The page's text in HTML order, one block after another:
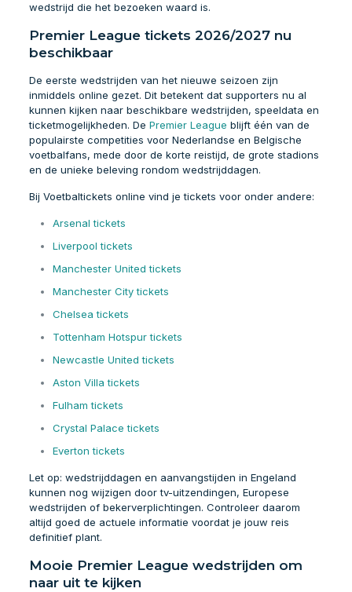
wedstrijd die het bezoeken waard is.
Premier League tickets 2026/2027 nu
beschikbaar
De eerste wedstrijden van het nieuwe seizoen zijn
inmiddels online gezet. Dit betekent dat supporters nu al
kunnen kijken naar beschikbare wedstrijden, speeldata en
ticketmogelijkheden. De Premier League blijft één van de
populairste competities voor Nederlandse en Belgische
voetbalfans, mede door de korte reistijd, de grote stadions
en de unieke beleving rondom wedstrijddagen.
Bij Voetbaltickets online vind je tickets voor onder andere:
Arsenal tickets
Liverpool tickets
Manchester United tickets
Manchester City tickets
Chelsea tickets
Tottenham Hotspur tickets
Newcastle United tickets
Aston Villa tickets
Fulham tickets
Crystal Palace tickets
Everton tickets
Let op: wedstrijddagen en aanvangstijden in Engeland
kunnen nog wijzigen door tv-uitzendingen, Europese
wedstrijden of bekerverplichtingen. Controleer daarom
altijd goed de actuele informatie voordat je jouw reis
definitief plant.
Mooie Premier League wedstrijden om
naar uit te kijken